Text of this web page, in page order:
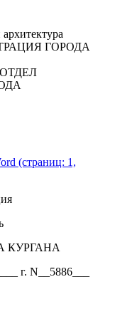
ГОРОДА
ОТДЕЛ
(страниц: 1,
КУРГАНА
г. N__5886___